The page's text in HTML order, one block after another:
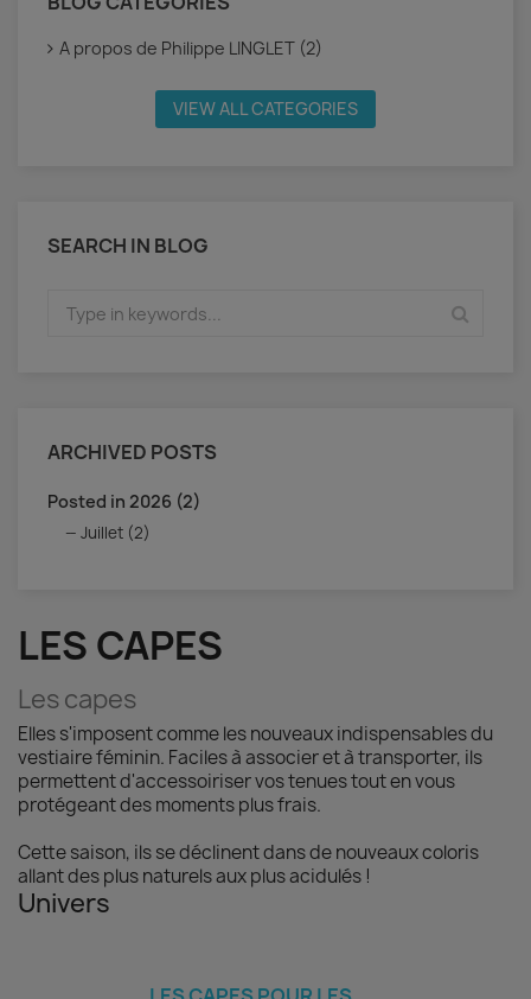
A propos de Philippe LINGLET (2)
VIEW ALL CATEGORIES
SEARCH IN BLOG
ARCHIVED POSTS
Posted in 2026 (2)
Juillet (2)
LES CAPES
Les capes
Elles s'imposent comme les nouveaux indispensables du
vestiaire féminin. Faciles à associer et à transporter, ils
permettent d'accessoiriser vos tenues tout en vous
protégeant des moments plus frais.
Cette saison, ils se déclinent dans de nouveaux coloris
allant des plus naturels aux plus acidulés !
Univers